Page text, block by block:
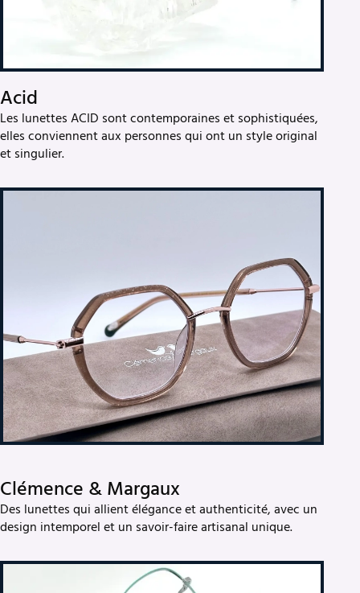
Acid
Les lunettes ACID sont contemporaines et sophistiquées,
elles conviennent aux personnes qui ont un style original
et singulier.
Clémence & Margaux
Des lunettes qui allient élégance et authenticité, avec un
design intemporel et un savoir-faire artisanal unique.